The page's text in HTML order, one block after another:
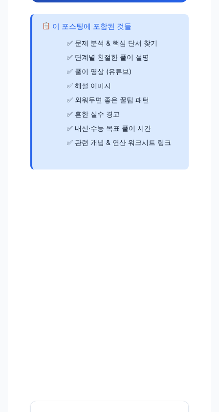
이 포스팅에 포함된 것들
문제 분석 & 핵심 단서 찾기
단계별 친절한 풀이 설명
풀이 영상 (유튜브)
해설 이미지
외워두면 좋은 꿀팁 패턴
흔한 실수 경고
내신·수능 목표 풀이 시간
관련 개념 & 연산 워크시트 링크